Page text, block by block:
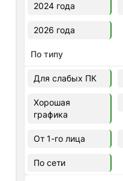
2024 года
2026 года
По типу
Для слабых ПК
Хорошая
графика
От 1-го лица
По сети